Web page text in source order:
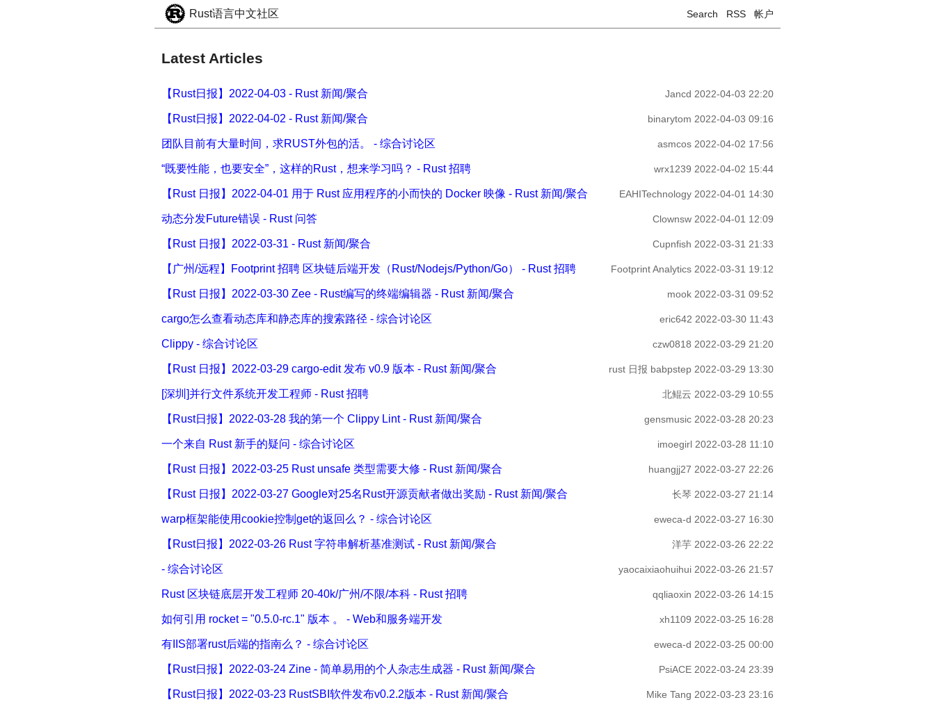
Rust语言中文社区 Search RSS 帐户
Latest Articles
【Rust日报】2022-04-03 - Rust 新闻/聚合 Jancd 2022-04-03 22:20
【Rust日报】2022-04-02 - Rust 新闻/聚合 binarytom 2022-04-03 09:16
团队目前有大量时间，求RUST外包的活。 - 综合讨论区 asmcos 2022-04-02 17:56
“既要性能，也要安全”，这样的Rust，想来学习吗？ - Rust 招聘 wrx1239 2022-04-02 15:44
【Rust 日报】2022-04-01 用于 Rust 应用程序的小而快的 Docker 映像 - Rust 新闻/聚合 EAHITechnology 2022-04-01 14:30
动态分发Future错误 - Rust 问答 Clownsw 2022-04-01 12:09
【Rust 日报】2022-03-31 - Rust 新闻/聚合 Cupnfish 2022-03-31 21:33
【广州/远程】Footprint 招聘 区块链后端开发（Rust/Nodejs/Python/Go） - Rust 招聘 Footprint Analytics 2022-03-31 19:12
【Rust 日报】2022-03-30 Zee - Rust编写的终端编辑器 - Rust 新闻/聚合 mook 2022-03-31 09:52
cargo怎么查看动态库和静态库的搜索路径 - 综合讨论区 eric642 2022-03-30 11:43
Clippy - 综合讨论区 czw0818 2022-03-29 21:20
【Rust 日报】2022-03-29 cargo-edit 发布 v0.9 版本 - Rust 新闻/聚合 rust 日报 babpstep 2022-03-29 13:30
[深圳]并行文件系统开发工程师 - Rust 招聘 北鲲云 2022-03-29 10:55
【Rust日报】2022-03-28 我的第一个 Clippy Lint - Rust 新闻/聚合 gensmusic 2022-03-28 20:23
一个来自 Rust 新手的疑问 - 综合讨论区 imoegirl 2022-03-28 11:10
【Rust 日报】2022-03-25 Rust unsafe 类型需要大修 - Rust 新闻/聚合 huangjj27 2022-03-27 22:26
【Rust 日报】2022-03-27 Google对25名Rust开源贡献者做出奖励 - Rust 新闻/聚合 长琴 2022-03-27 21:14
warp框架能使用cookie控制get的返回么？ - 综合讨论区 eweca-d 2022-03-27 16:30
【Rust日报】2022-03-26 Rust 字符串解析基准测试 - Rust 新闻/聚合 洋芋 2022-03-26 22:22
- 综合讨论区 yaocaixiaohuihui 2022-03-26 21:57
Rust 区块链底层开发工程师 20-40k/广州/不限/本科 - Rust 招聘 qqliaoxin 2022-03-26 14:15
如何引用 rocket = "0.5.0-rc.1" 版本 。 - Web和服务端开发 xh1109 2022-03-25 16:28
有IIS部署rust后端的指南么？ - 综合讨论区 eweca-d 2022-03-25 00:00
【Rust日报】2022-03-24 Zine - 简单易用的个人杂志生成器 - Rust 新闻/聚合 PsiACE 2022-03-24 23:39
【Rust日报】2022-03-23 RustSBI软件发布v0.2.2版本 - Rust 新闻/聚合 Mike Tang 2022-03-23 23:16